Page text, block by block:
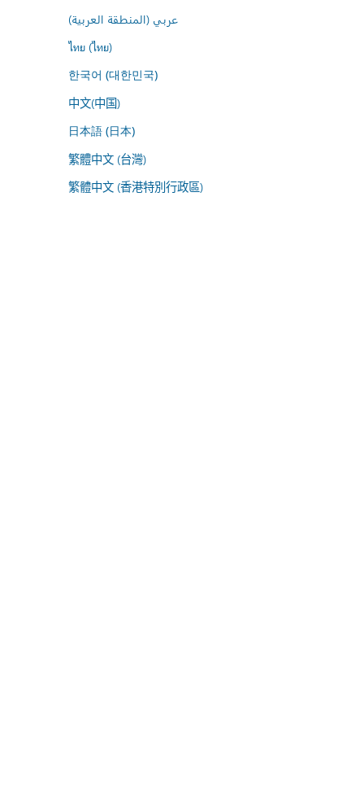
عربي (المنطقة العربية)
ไทย (ไทย)
한국어 (대한민국)
中文(中国)
日本語 (日本)
繁體中文 (台灣)
繁體中文 (香港特別行政區)